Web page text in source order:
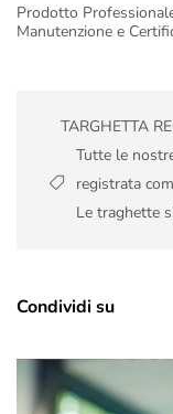
Prodotto
Manutenzione e
TARGHETTA
Tutte le
registrata
Le traghette
Condividi su